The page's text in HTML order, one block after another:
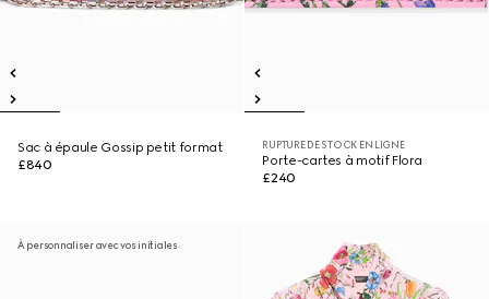
Sac à épaule Gossip petit format
£840
RUPTURE DE STOCK EN LIGNE
Porte-cartes à motif Flora
£240
À personnaliser avec vos initiales